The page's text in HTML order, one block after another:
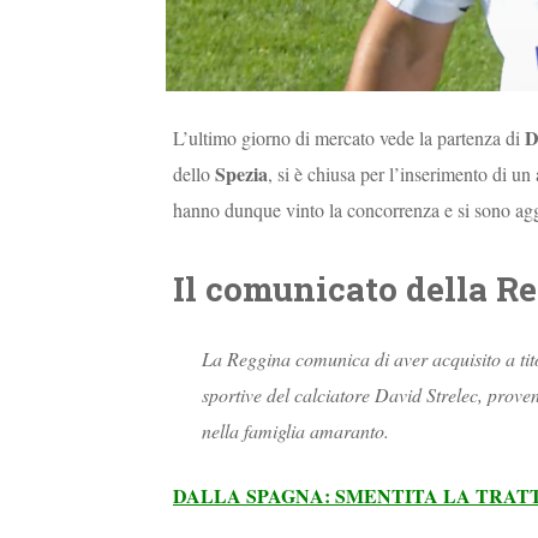
L’ultimo giorno di mercato vede la partenza di
delloSpezia, si è chiusa per l’inserimento di
hanno dunque vinto la concorrenza e si sono
Il comunicato della
La Reggina comunica di aver acquisito a
sportive del calciatore David Strelec,
nella famiglia amaranto.
DALLA SPAGNA: SMENTITA LA